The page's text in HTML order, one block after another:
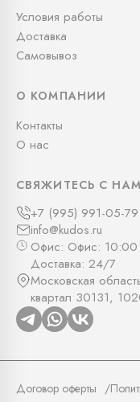
Условия работы
Доставка
Самовывоз
О КОМПАНИИ
Контакты
О нас
СВЯЖИТЕСЬ С
+7 (995) 991-05-79
info@kudos.ru
Офис: Офис:
Доставка: 24/7
Московская
квартал 30131,
Договор оферты